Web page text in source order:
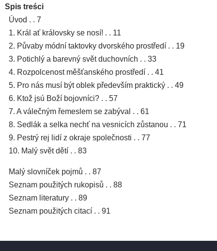
Spis treści
Úvod . . 7
1. Král ať královsky se nosí! . . 11
2. Půvaby módní taktovky dvorského prostředí . . 19
3. Potichlý a barevný svět duchovních . . 33
4. Rozpolcenost měšťanského prostředí . . 41
5. Pro nás musí být oblek především praktický . . 49
6. Ktož jsú Boží bojovníci? . . 57
7. A válečným řemeslem se zabýval . . 61
8. Sedlák a selka nechť na vesnicích zůstanou . . 71
9. Pestrý rej lidí z okraje společnosti . . 77
10. Malý svět dětí . . 83
Malý slovníček pojmů . . 87
Seznam použitých rukopisů . . 88
Seznam literatury . . 89
Seznam použitých citací . . 91